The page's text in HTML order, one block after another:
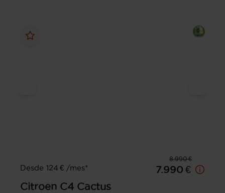
8.990 €
Desde 124 € /mes*
7.990 €
Citroen C4 Cactus